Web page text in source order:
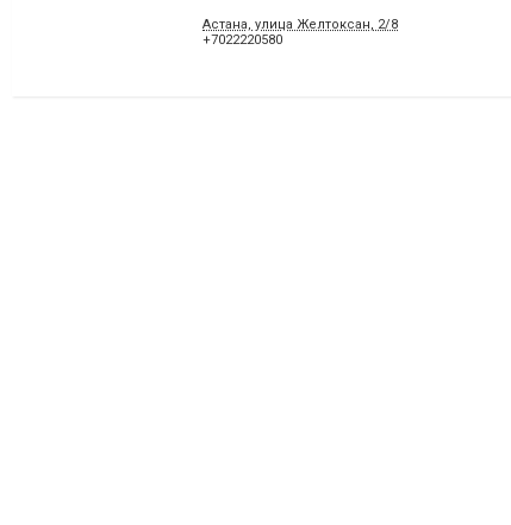
Астана, улица Желтоксан, 2/8
+7022220580